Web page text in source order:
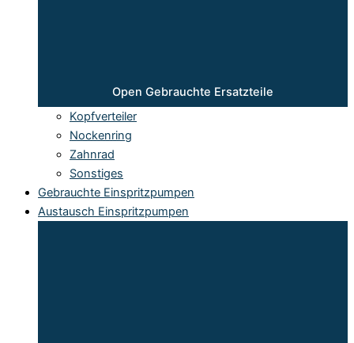
Open Gebrauchte Ersatzteile
Kopfverteiler
Nockenring
Zahnrad
Sonstiges
Gebrauchte Einspritzpumpen
Austausch Einspritzpumpen